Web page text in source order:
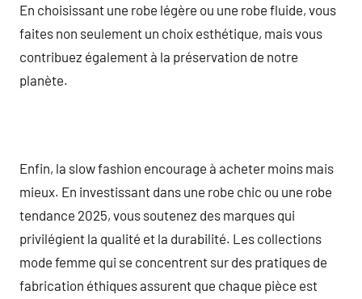
En choisissant une robe légère ou une robe fluide, vous
faites non seulement un choix esthétique, mais vous
contribuez également à la préservation de notre
planète.
Enfin, la slow fashion encourage à acheter moins mais
mieux. En investissant dans une robe chic ou une robe
tendance 2025, vous soutenez des marques qui
privilégient la qualité et la durabilité. Les collections
mode femme qui se concentrent sur des pratiques de
fabrication éthiques assurent que chaque pièce est